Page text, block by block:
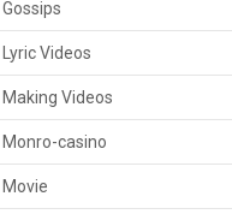
Gossips
Lyric Videos
Making Videos
Monro-casino
Movie